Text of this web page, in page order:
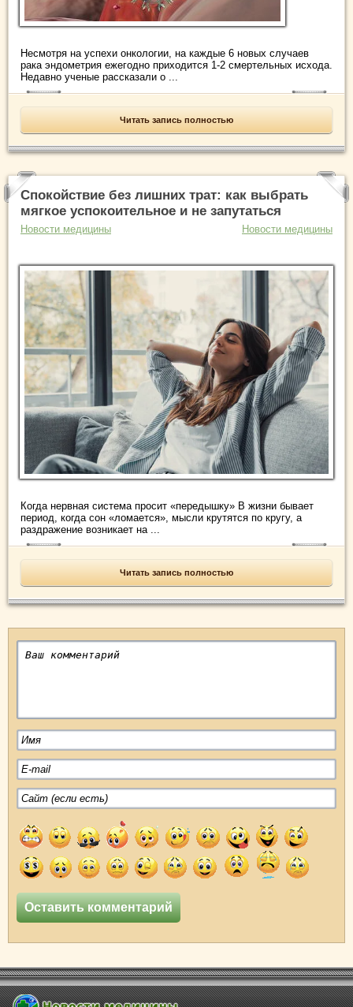
Несмотря на успехи онкологии, на каждые 6 новых случаев
рака эндометрия ежегодно приходится 1-2 смертельных исхода.
Недавно ученые рассказали о ...
Читать запись полностью
Спокойствие без лишних трат: как выбрать
мягкое успокоительное и не запутаться
Новости медицины Новости медицины
Когда нервная система просит «передышку» В жизни бывает
период, когда сон «ломается», мысли крутятся по кругу, а
раздражение возникает на ...
Читать запись полностью